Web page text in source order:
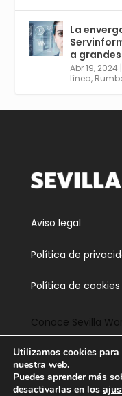
Cosas,
plazo
https://
La
a
Abr 19, 2024 |
línea,
Aviso legal
Política de
Política de cookies
Conoce Sevilla
Contacta
Utilizamos cookies
nuestra web.
Puedes aprender más
desactivarlas en los